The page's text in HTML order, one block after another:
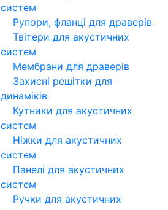
систем
Рупори, фланці для драверів
Твітери для акустичних
систем
Мембрани для драверів
Захисні решітки для
динаміків
Кутники для акустичних
систем
Ніжки для акустичних
систем
Панелі для акустичних
систем
Ручки для акустичних